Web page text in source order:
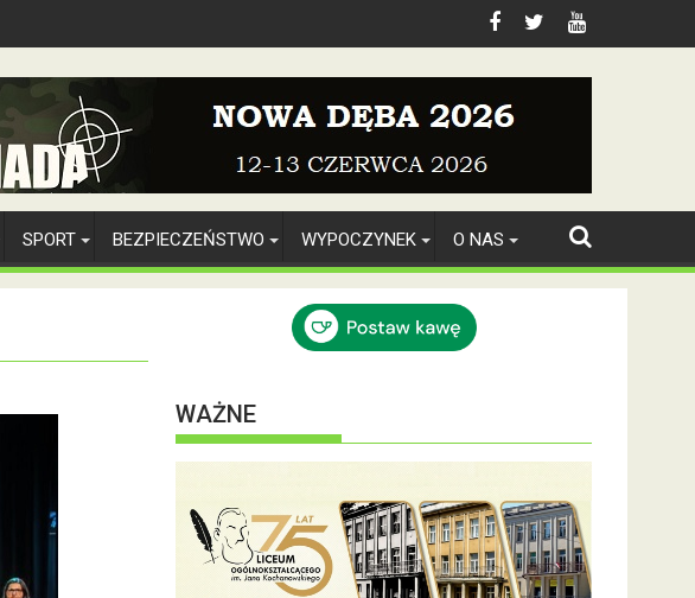
SPORT BEZPIECZEŃSTWO WYPOCZYNEK O NAS
WAŻNE